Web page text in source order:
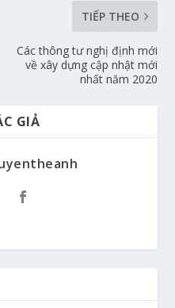
TIẾP THEO
Các thông tư nghị định mới
về xây dựng cập nhật mới
nhất năm 2020
GIẢ